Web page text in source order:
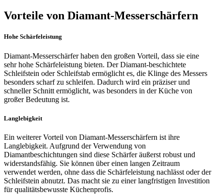
Vorteile von Diamant-Messerschärfern
Hohe Schärfeleistung
Diamant-Messerschärfer haben den großen Vorteil, dass sie eine
sehr hohe Schärfeleistung bieten. Der Diamant-beschichtete
Schleifstein oder Schleifstab ermöglicht es, die Klinge des Messers
besonders scharf zu schleifen. Dadurch wird ein präziser und
schneller Schnitt ermöglicht, was besonders in der Küche von
großer Bedeutung ist.
Langlebigkeit
Ein weiterer Vorteil von Diamant-Messerschärfern ist ihre
Langlebigkeit. Aufgrund der Verwendung von
Diamantbeschichtungen sind diese Schärfer äußerst robust und
widerstandsfähig. Sie können über einen langen Zeitraum
verwendet werden, ohne dass die Schärfeleistung nachlässt oder der
Schleifstein abnutzt. Das macht sie zu einer langfristigen Investition
für qualitätsbewusste Küchenprofis.